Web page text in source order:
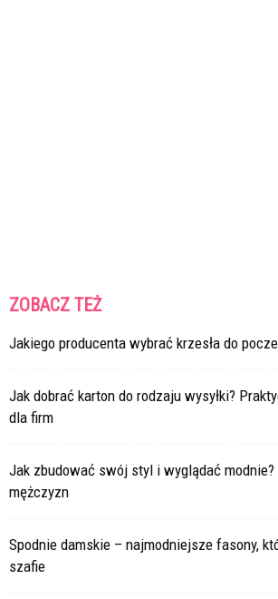
ZOBACZ TEŻ
Jakiego producenta wybrać krzesła do
Jak dobrać karton do rodzaju wysyłki?
dla firm
Jak zbudować swój styl i wyglądać modnie?
mężczyzn
Spodnie damskie – najmodniejsze fasony,
szafie